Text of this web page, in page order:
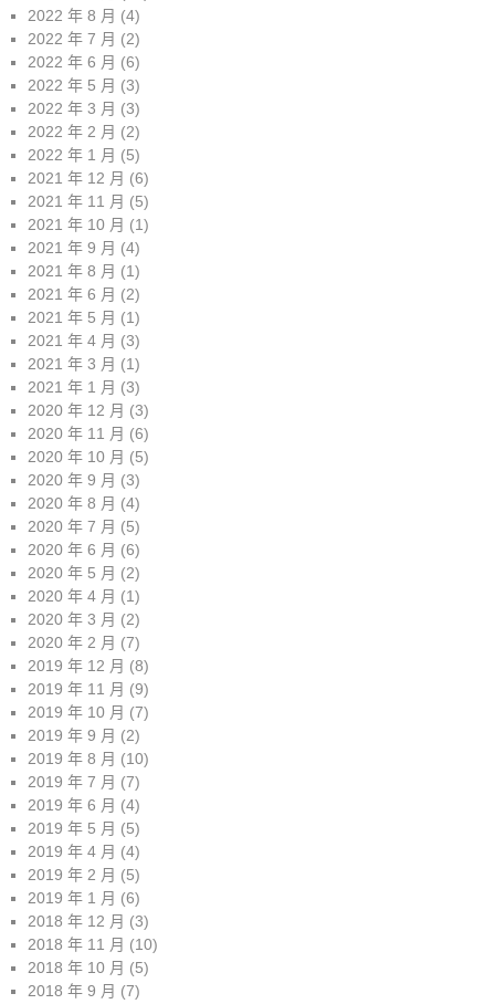
2022 年 8 月 (4)
2022 年 7 月 (2)
2022 年 6 月 (6)
2022 年 5 月 (3)
2022 年 3 月 (3)
2022 年 2 月 (2)
2022 年 1 月 (5)
2021 年 12 月 (6)
2021 年 11 月 (5)
2021 年 10 月 (1)
2021 年 9 月 (4)
2021 年 8 月 (1)
2021 年 6 月 (2)
2021 年 5 月 (1)
2021 年 4 月 (3)
2021 年 3 月 (1)
2021 年 1 月 (3)
2020 年 12 月 (3)
2020 年 11 月 (6)
2020 年 10 月 (5)
2020 年 9 月 (3)
2020 年 8 月 (4)
2020 年 7 月 (5)
2020 年 6 月 (6)
2020 年 5 月 (2)
2020 年 4 月 (1)
2020 年 3 月 (2)
2020 年 2 月 (7)
2019 年 12 月 (8)
2019 年 11 月 (9)
2019 年 10 月 (7)
2019 年 9 月 (2)
2019 年 8 月 (10)
2019 年 7 月 (7)
2019 年 6 月 (4)
2019 年 5 月 (5)
2019 年 4 月 (4)
2019 年 2 月 (5)
2019 年 1 月 (6)
2018 年 12 月 (3)
2018 年 11 月 (10)
2018 年 10 月 (5)
2018 年 9 月 (7)